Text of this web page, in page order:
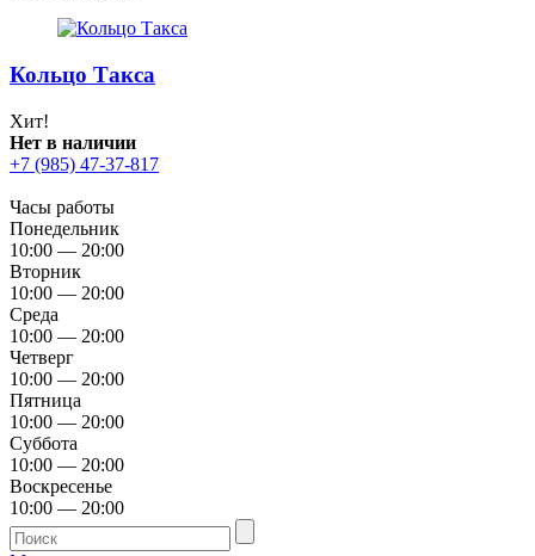
Кольцо Такса
Хит!
Нет в наличии
+7 (985) 47-37-817
Часы работы
Понедельник
10:00 — 20:00
Вторник
10:00 — 20:00
Среда
10:00 — 20:00
Четверг
10:00 — 20:00
Пятница
10:00 — 20:00
Суббота
10:00 — 20:00
Воскресенье
10:00 — 20:00